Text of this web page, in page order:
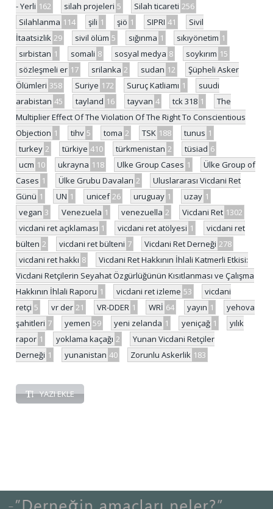
- Yerli 162 silah projeleri 5 Silah ticareti 256
Silahlanma 114 şili 1 şiö 1 SIPRI 41
Sivil
İtaatsizlik 29 sivil ölüm 5 sığınma 1 sıkıyönetim 1
sırbistan 1 somali 8 sosyal medya 8 soykırım 15
sözleşmeli er 17 srilanka 2 sudan 12
Şüpheli Asker
Ölümleri 358 Suriye 172 Suruç Katliamı 1
suudi
arabistan 45 tayland 16 tayvan 4 tck 318 1
The
Multiplier Effect Of The Violation Of The Right To Conscientious
Objection 1 tihv 5 toma 2 TSK 188 tunus 1
turkey 2 türkiye 410 türkmenistan 2 tüsiad 6
ucm 10 ukrayna 118 Ulke Group Cases 1
Ülke Group of
Cases 1 Ülke Grubu Davaları 2
Uluslararası Vicdani Ret
Günü 1 UN 1 unicef 26 uruguay 1 uzay 1
vegan 3 Venezuela 1 venezuella 2 Vicdani Ret 1302
vicdani ret açıklaması 1 vicdani ret atölyesi 1
vicdani ret
bülten 2 vicdani ret bülteni 7 Vicdani Ret Derneği 278
vicdani ret hakkı 8
Vicdani Ret Hakkının İhlali Katmerli Etkisi:
Vicdani Retçilerin Seyahat Özgürlüğünün Kısıtlanması ve Çalışma
Hakkının İhlali Raporu 1 vicdani ret izleme 53
vicdani
retçi 5 vr der 21 VR-DDER 1 WRİ 64 yayın 1
yehova
şahitleri 7 yemen 59 yeni zelanda 1 yeniçağ 1
yılık
rapor 1 yoklama kaçağı 2
Yunan Vicdani Retçiler
Derneği 1 yunanistan 40 Zorunlu Askerlik 183
YAZI EKLE